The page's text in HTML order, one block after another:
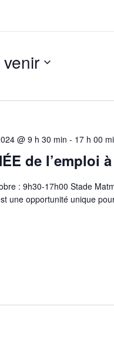
de l’emploi
@ 9 h 30 min - 17 h 00
: 9h30-17h00 Stade
une opportunité unique